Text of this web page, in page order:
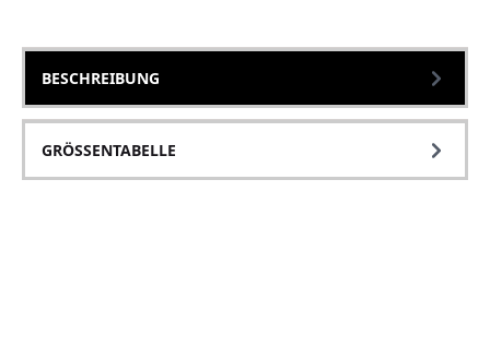
BESCHREIBUNG
GRÖSSENTABELLE